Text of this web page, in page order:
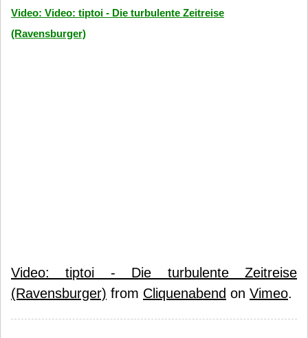
Video: Video: tiptoi - Die turbulente Zeitreise
(Ravensburger)
Video: tiptoi - Die turbulente Zeitreise
(Ravensburger) from Cliquenabend on Vimeo.